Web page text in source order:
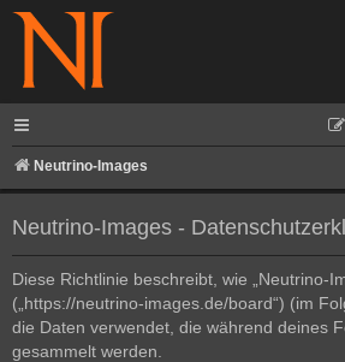
Neutrino-Images
Neutrino-Images -
Diese Richtlinie beschreibt, wie „Neutrino-
(„https://neutrino-images.de/board“) (im
die Daten verwendet, die während deines
gesammelt werden.